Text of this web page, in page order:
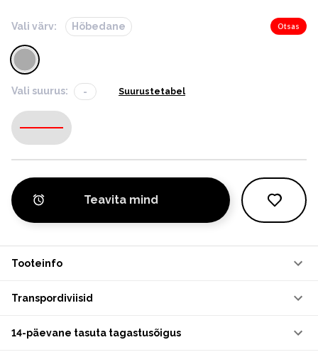
Vali värv: Hõbedane Otsas
Vali suurus: - Suurustetabel
-
Teavita mind
Tooteinfo
Transpordiviisid
14-päevane tasuta tagastusõigus